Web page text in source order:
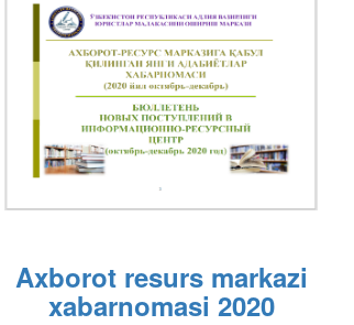
Axborot resurs markazi
xabarnomasi 2020